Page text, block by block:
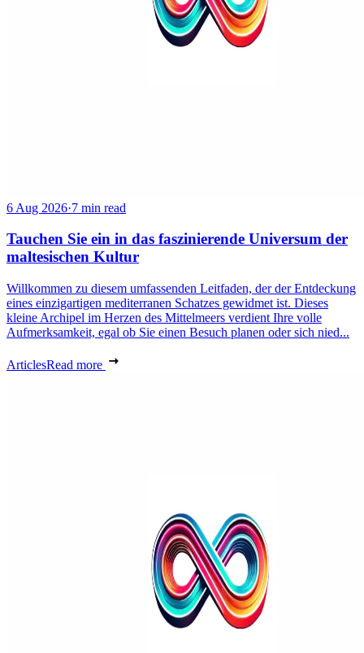
6 Aug 2026·7 min read
Tauchen Sie ein in das faszinierende Universum der
maltesischen Kultur
Willkommen zu diesem umfassenden Leitfaden, der der Entdeckung
eines einzigartigen mediterranen Schatzes gewidmet ist. Dieses
kleine Archipel im Herzen des Mittelmeers verdient Ihre volle
Aufmerksamkeit, egal ob Sie einen Besuch planen oder sich nied...
ArticlesRead more